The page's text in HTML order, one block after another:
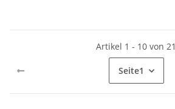
Artikel 1 - 10 von 21
Seite1